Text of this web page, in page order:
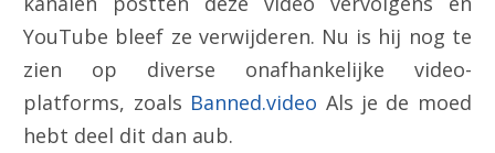
YouTube bleef ze verwijderen. Nu is hij nog te
zien op diverse onafhankelijke video-
platforms, zoals Banned.video Als je de moed
hebt deel dit dan aub.